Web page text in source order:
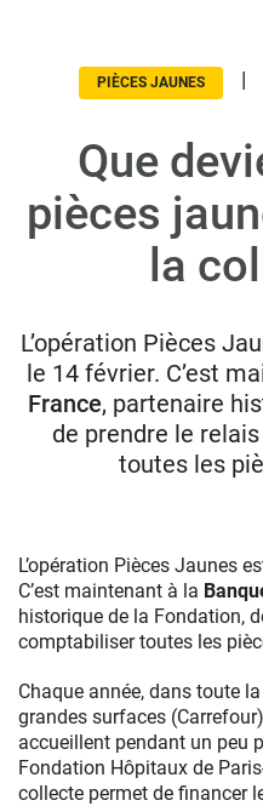
Nous soutenir
Donateurs
Legs
PIÈCES JAUNES |
Que
pièces
la
L’opération Pièces
le 14 février. C’est
France, partenaire
de prendre le
toutes les
L’opération Pièces Jaunes
C’est maintenant à la
historique de la Fondation,
comptabiliser toutes les
Chaque année, dans toute
grandes surfaces
accueillent pendant un peu
Fondation Hôpitaux de
collecte permet de financer